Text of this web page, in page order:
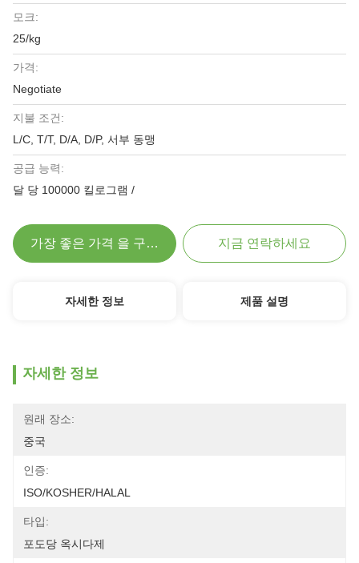
모크:
25/kg
가격:
Negotiate
지불 조건:
L/C, T/T, D/A, D/P, 서부 동맹
공급 능력:
달 당 100000 킬로그램 /
가장 좋은 가격 을 구하라 지금 연락하세요
자세한 정보 제품 설명
자세한 정보
원래 장소:
중국
인증:
ISO/KOSHER/HALAL
타입:
포도당 옥시다제